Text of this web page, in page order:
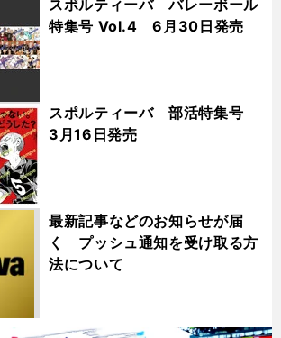
スポルティーバ バレーボール
特集号 Vol.4 6月30日発売
スポルティーバ 部活特集号
3月16日発売
最新記事などのお知らせが届
く プッシュ通知を受け取る方
法について